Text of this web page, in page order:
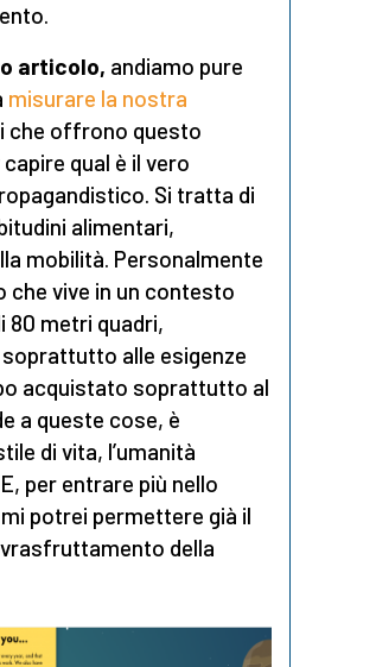
articolo, andiamo pure
misurare la nostra
che offrono questo
qual è il vero
Si tratta di
alimentari,
mobilità. Personalmente
che vive in un contesto
80 metri quadri,
alle esigenze
acquistato soprattutto al
a queste cose, è
di vita, l’umanità
per entrare più nello
potrei permettere già il
della